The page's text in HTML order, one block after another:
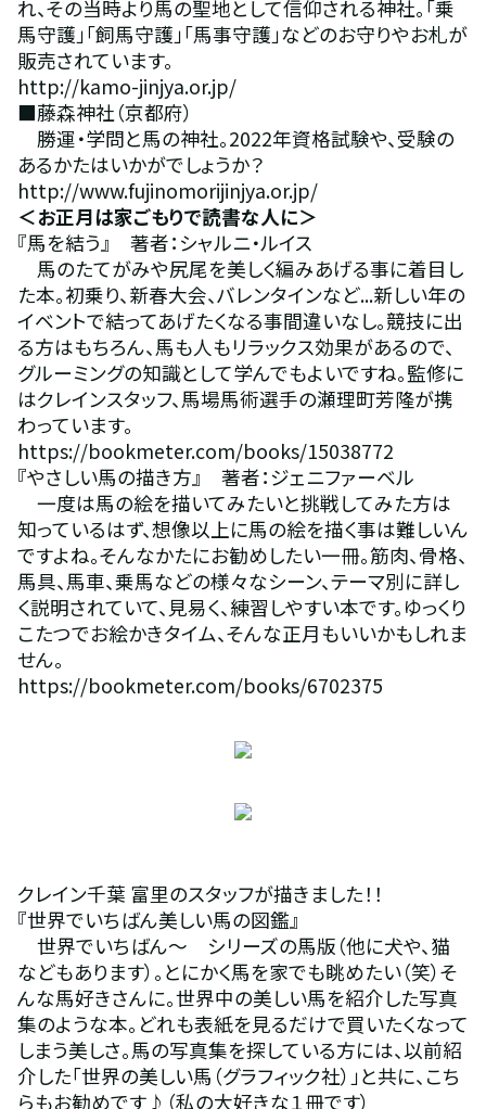
れ、その当時より馬の聖地として信仰される神社。「乗
馬守護」「飼馬守護」「馬事守護」などのお守りやお札が
販売されています。
http://kamo-jinjya.or.jp/
■藤森神社（京都府）
勝運・学問と馬の神社。2022年資格試験や、受験の
あるかたはいかがでしょうか？
http://www.fujinomorijinjya.or.jp/
＜お正月は家ごもりで読書な人に＞
『馬を結う』　著者：シャルニ・ルイス
馬のたてがみや尻尾を美しく編みあげる事に着目し
た本。初乗り、新春大会、バレンタインなど...新しい年の
イベントで結ってあげたくなる事間違いなし。競技に出
る方はもちろん、馬も人もリラックス効果があるので、
グルーミングの知識として学んでもよいですね。監修に
はクレインスタッフ、馬場馬術選手の瀬理町芳隆が携
わっています。
https://bookmeter.com/books/15038772
『やさしい馬の描き方』　著者：ジェニファーベル
一度は馬の絵を描いてみたいと挑戦してみた方は
知っているはず、想像以上に馬の絵を描く事は難しいん
ですよね。そんなかたにお勧めしたい一冊。筋肉、骨格、
馬具、馬車、乗馬などの様々なシーン、テーマ別に詳し
く説明されていて、見易く、練習しやすい本です。ゆっくり
こたつでお絵かきタイム、そんな正月もいいかもしれま
せん。
https://bookmeter.com/books/6702375
クレイン千葉 富里のスタッフが描きました！！
『世界でいちばん美しい馬の図鑑』
世界でいちばん～　シリーズの馬版（他に犬や、猫
などもあります）。とにかく馬を家でも眺めたい（笑）そ
んな馬好きさんに。世界中の美しい馬を紹介した写真
集のような本。どれも表紙を見るだけで買いたくなって
しまう美しさ。馬の写真集を探している方には、以前紹
介した「世界の美しい馬（グラフィック社）」と共に、こち
らもお勧めです♪（私の大好きな１冊です）